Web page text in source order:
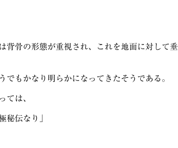
背骨の形態が重視され、これを地面に対して垂
もかなり明らかになってきたそうである。
ては、
秘伝なり」